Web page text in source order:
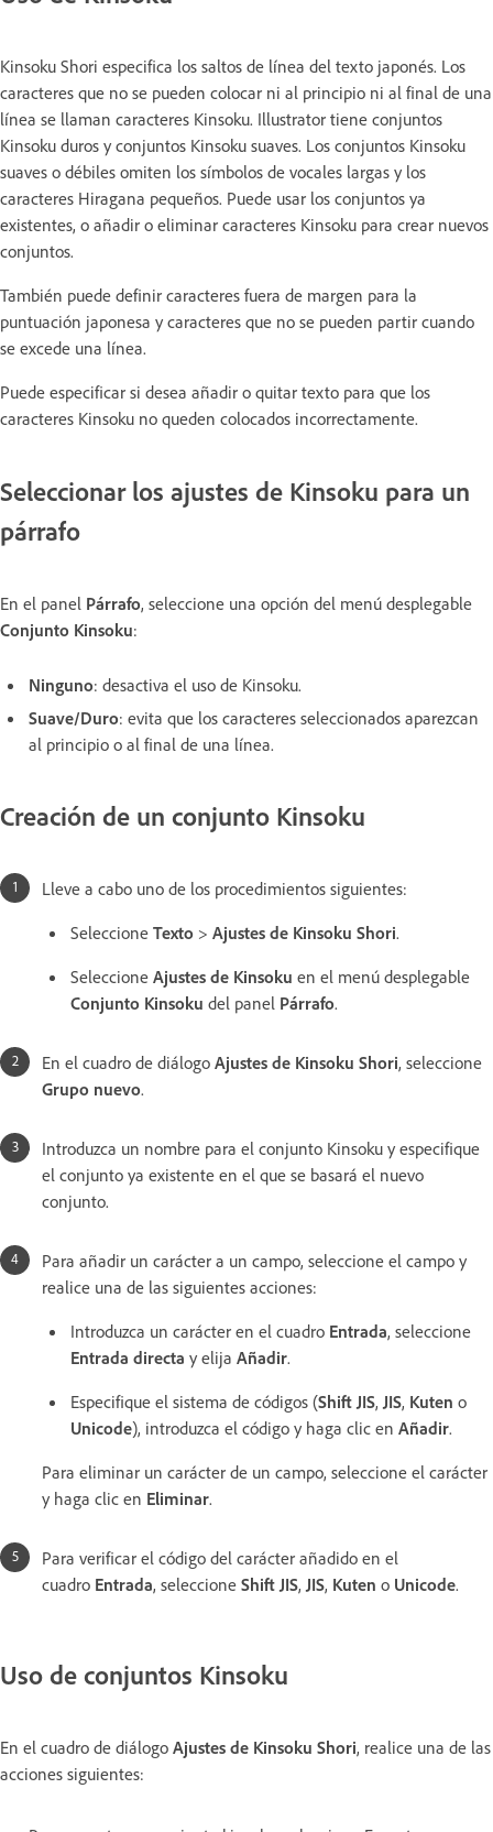
Kinsoku Shori especifica los saltos de línea del texto japonés. Los
caracteres que no se pueden colocar ni al principio ni al final de una
línea se llaman caracteres Kinsoku. Illustrator tiene conjuntos
Kinsoku duros y conjuntos Kinsoku suaves. Los conjuntos Kinsoku
suaves o débiles omiten los símbolos de vocales largas y los
caracteres Hiragana pequeños. Puede usar los conjuntos ya
existentes, o añadir o eliminar caracteres Kinsoku para crear nuevos
conjuntos.
También puede definir caracteres fuera de margen para la
puntuación japonesa y caracteres que no se pueden partir cuando
se excede una línea.
Puede especificar si desea añadir o quitar texto para que los
caracteres Kinsoku no queden colocados incorrectamente.
Seleccionar los ajustes de Kinsoku para un
párrafo
En el panel Párrafo, seleccione una opción del menú desplegable
Conjunto Kinsoku:
Ninguno: desactiva el uso de Kinsoku.
Suave/Duro: evita que los caracteres seleccionados aparezcan
al principio o al final de una línea.
Creación de un conjunto Kinsoku
Lleve a cabo uno de los procedimientos siguientes:
Seleccione Texto > Ajustes de Kinsoku Shori.
Seleccione Ajustes de Kinsoku en el menú desplegable
Conjunto Kinsoku del panel Párrafo.
En el cuadro de diálogo Ajustes de Kinsoku Shori, seleccione
Grupo nuevo.
Introduzca un nombre para el conjunto Kinsoku y especifique
el conjunto ya existente en el que se basará el nuevo
conjunto.
Para añadir un carácter a un campo, seleccione el campo y
realice una de las siguientes acciones:
Introduzca un carácter en el cuadro Entrada, seleccione
Entrada directa y elija Añadir.
Especifique el sistema de códigos (Shift JIS, JIS, Kuten o
Unicode), introduzca el código y haga clic en Añadir.
Para eliminar un carácter de un campo, seleccione el carácter
y haga clic en Eliminar.
Para verificar el código del carácter añadido en el
cuadro Entrada, seleccione Shift JIS, JIS, Kuten o Unicode.
Uso de conjuntos Kinsoku
En el cuadro de diálogo Ajustes de Kinsoku Shori, realice una de las
acciones siguientes: